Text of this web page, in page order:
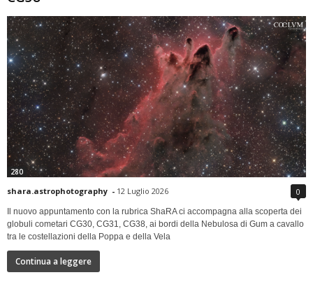
280
shara.astrophotography - 12 Luglio 2026 0
Il nuovo appuntamento con la rubrica ShaRA ci accompagna alla scoperta dei
globuli cometari CG30, CG31, CG38, ai bordi della Nebulosa di Gum a cavallo
tra le costellazioni della Poppa e della Vela
Continua a leggere